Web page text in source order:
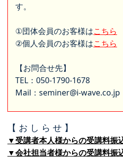
す。
①団体会員のお客様はこちら
②個人会員のお客様はこちら
【お問合せ先】
TEL：050-1790-1678
Mail：seminer@i-wave.co.jp
【 お し ら せ 】
▼受講者本人様からの受講料振
▼会社担当者様からの受講料振